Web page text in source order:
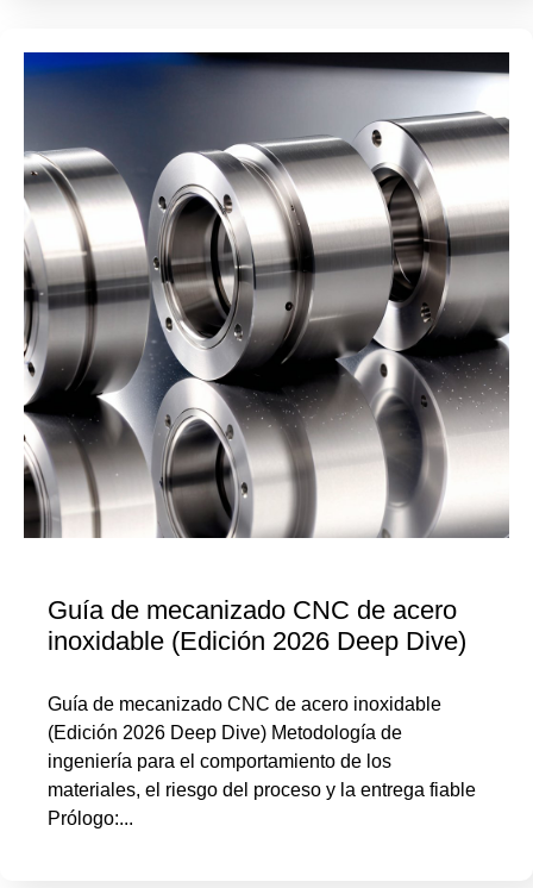
Guía de mecanizado CNC de acero
inoxidable (Edición 2026 Deep Dive)
Guía de mecanizado CNC de acero inoxidable
(Edición 2026 Deep Dive) Metodología de
ingeniería para el comportamiento de los
materiales, el riesgo del proceso y la entrega fiable
Prólogo:...